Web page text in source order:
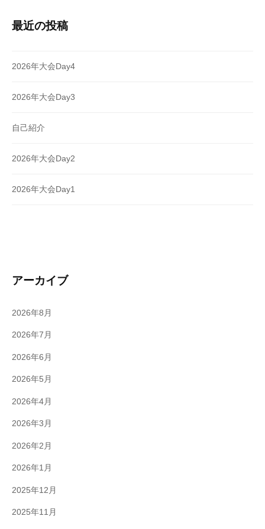
最近の投稿
2026年大会Day4
2026年大会Day3
自己紹介
2026年大会Day2
2026年大会Day1
アーカイブ
2026年8月
2026年7月
2026年6月
2026年5月
2026年4月
2026年3月
2026年2月
2026年1月
2025年12月
2025年11月